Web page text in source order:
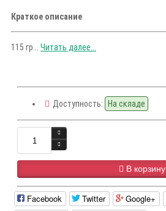
Краткое описание
115 гр... Читать далее...
Доступность: На складе
В корзину
Facebook Twitter Google+